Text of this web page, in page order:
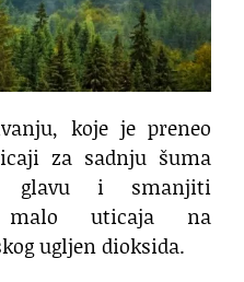
koje je preneo
za sadnju šuma
i smanjiti
malo uticaja na
ugljen dioksida.